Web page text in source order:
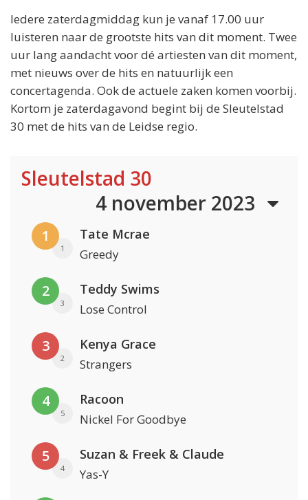
Iedere zaterdagmiddag kun je vanaf 17.00 uur
luisteren naar de grootste hits van dit moment. Twee
uur lang aandacht voor dé artiesten van dit moment,
met nieuws over de hits en natuurlijk een
concertagenda. Ook de actuele zaken komen voorbij.
Kortom je zaterdagavond begint bij de Sleutelstad
30 met de hits van de Leidse regio.
Sleutelstad 30
4 november 2023
1
1
Tate Mcrae
Greedy
2
3
Teddy Swims
Lose Control
3
2
Kenya Grace
Strangers
4
5
Racoon
Nickel For Goodbye
5
4
Suzan & Freek & Claude
Yas-Y